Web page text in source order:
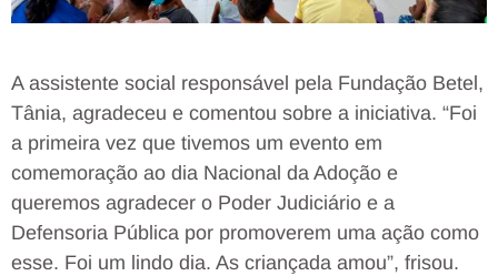
A assistente social responsável pela Fundação Betel,
Tânia, agradeceu e comentou sobre a iniciativa. “Foi
a primeira vez que tivemos um evento em
comemoração ao dia Nacional da Adoção e
queremos agradecer o Poder Judiciário e a
Defensoria Pública por promoverem uma ação como
esse. Foi um lindo dia. As criançada amou”, frisou.